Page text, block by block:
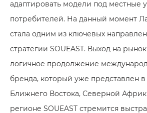
адаптировать модели под местные
потребителей. На данный момент
стала одним из ключевых
стратегии SOUEAST. Выход на
логичное продолжение
бренда, который уже представлен в
Ближнего Востока, Северной
регионе SOUEAST стремится